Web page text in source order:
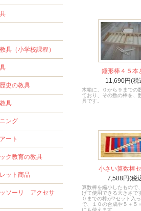
具（小学校課程）
史の教具
具
ング
ート
ク教育の教具
ット商品
ソーリ アクセサ
錘形棒４５本
11,690円(税
木箱に、０から９までの
ており、その数の棒を、
具です。
小さい算数棒
7,588円(税
算数棒を縮小したもので
げて使用できる大きさで
０までの棒が2セット入
で、１０の合成や５＋５
にも使えます。